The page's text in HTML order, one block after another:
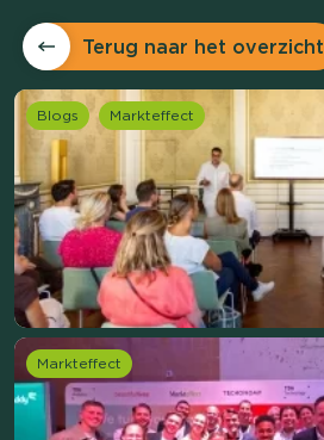
Terug naar het overzicht
Blogs Markteffect
Markteffect